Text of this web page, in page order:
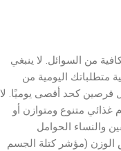
كافية من السوائل. لا ينبغي
متطلباتك اليومية من
قرصين كحد أقصى يوميًا. لا
غذائي متنوع ومتوازن أو
والنساء الحوامل
الوزن (مؤشر كتلة الجسم